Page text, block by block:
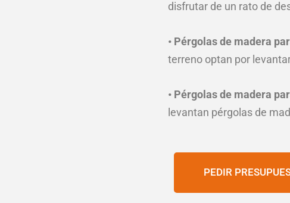
disfrutar de un rato de
• Pérgolas de madera
terreno optan por
• Pérgolas de madera
levantan pérgolas de
PEDIR